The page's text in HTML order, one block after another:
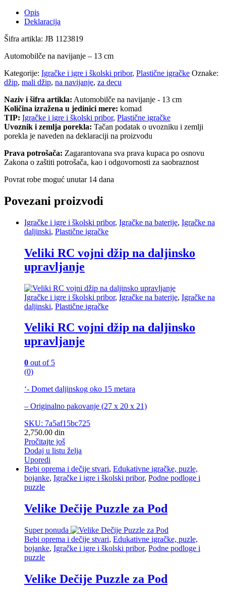
Opis
Deklaracija
Šifra artikla: JB 1123819
Automobilče na navijanje – 13 cm
Kategorije: Igračke i igre i školski pribor, Plastične igračke Oznake:
džip, mali džip, na navijanje, za decu
Naziv i šifra artikla: Automobilče na navijanje - 13 cm
Količina izražena u jedinici mere: komad
TIP: Igračke i igre i školski pribor, Plastične igračke
Uvoznik i zemlja porekla: Tačan podatak o uvozniku i zemlji
porekla je naveden na deklaraciji na proizvodu
Prava potrošača: Zagarantovana sva prava kupaca po osnovu
Zakona o zaštiti potrošača, kao i odgovornosti za saobraznost
Povrat robe moguć unutar 14 dana
Povezani proizvodi
Igračke i igre i školski pribor, Igračke na baterije, Igračke na
daljinski, Plastične igračke
Veliki RC vojni džip na daljinsko
upravljanje
Igračke i igre i školski pribor, Igračke na baterije, Igračke na
daljinski, Plastične igračke
Veliki RC vojni džip na daljinsko
upravljanje
0 out of 5
(0)
‘- Domet daljinskog oko 15 metara
– Originalno pakovanje (27 x 20 x 21)
SKU: 7a5af15bc725
2,750.00 din
Pročitajte još
Dodaj u listu želja
Uporedi
Bebi oprema i dečije stvari, Edukativne igračke, puzle,
bojanke, Igračke i igre i školski pribor, Podne podloge i
puzzle
Velike Dečije Puzzle za Pod
Super ponuda
Bebi oprema i dečije stvari, Edukativne igračke, puzle,
bojanke, Igračke i igre i školski pribor, Podne podloge i
puzzle
Velike Dečije Puzzle za Pod